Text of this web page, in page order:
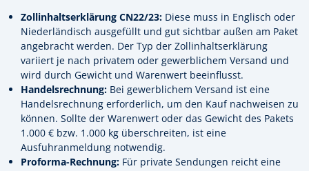
Zollinhaltserklärung CN22/23: Diese muss in Englisch oder
Niederländisch ausgefüllt und gut sichtbar außen am Paket
angebracht werden. Der Typ der Zollinhaltserklärung
variiert je nach privatem oder gewerblichem Versand und
wird durch Gewicht und Warenwert beeinflusst.
Handelsrechnung: Bei gewerblichem Versand ist eine
Handelsrechnung erforderlich, um den Kauf nachweisen zu
können. Sollte der Warenwert oder das Gewicht des Pakets
1.000 € bzw. 1.000 kg überschreiten, ist eine
Ausfuhranmeldung notwendig.
Proforma-Rechnung: Für private Sendungen reicht eine